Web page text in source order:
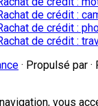
de crédit :
de crédit :
de crédit :
· Propulsé par ·
vous